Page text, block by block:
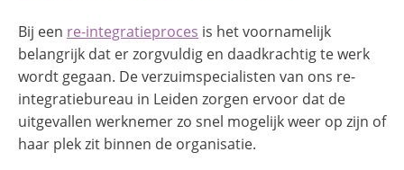
Bij een re-integratieproces is het voornamelijk
belangrijk dat er zorgvuldig en daadkrachtig te werk
wordt gegaan. De verzuimspecialisten van ons re-
integratiebureau in Leiden zorgen ervoor dat de
uitgevallen werknemer zo snel mogelijk weer op zijn of
haar plek zit binnen de organisatie.